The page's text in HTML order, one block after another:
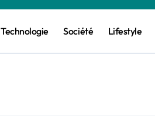
Technologie Société Lifestyle